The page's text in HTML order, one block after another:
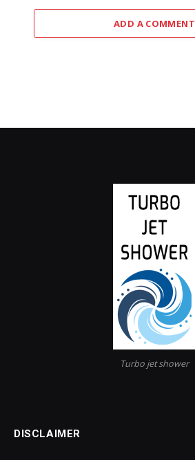
ADD A COMMENT
Turbo jet shower
DISCLAIMER